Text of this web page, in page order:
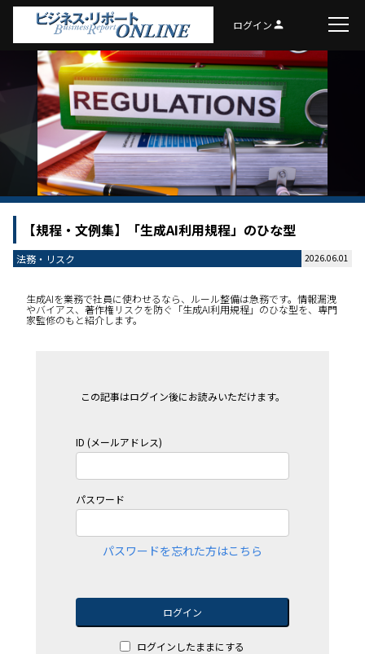
ログインperson
【規程・文例集】「生成AI利用規程」のひな型
法務・リスク 2026.06.01
生成AIを業務で社員に使わせるなら、ルール整備は急務です。情報漏洩
やバイアス、著作権リスクを防ぐ「生成AI利用規程」のひな型を、専門
家監修のもと紹介します。
この記事はログイン後にお読みいただけます。
ID (メールアドレス)
パスワード
パスワードを忘れた方はこちら
ログイン
ログインしたままにする